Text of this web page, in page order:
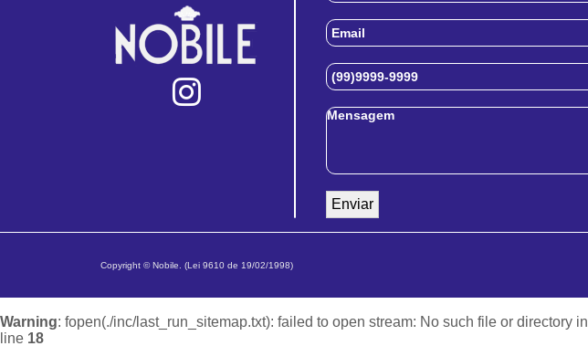
Copyright © Nobile. (Lei 9610 de 19/02/1998)
Warning: fopen(./inc/last_run_sitemap.txt): failed to open stream: No such file or directory in
line 18